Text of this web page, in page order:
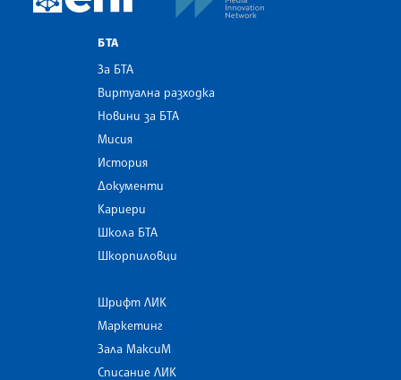
БТА
За БТА
Виртуална разходка
Новини за БТА
Мисия
История
Документи
Кариери
Школа БТА
Шкорпиловци
Шрифт ЛИК
Маркетинг
Зала МаксиМ
Списание ЛИК